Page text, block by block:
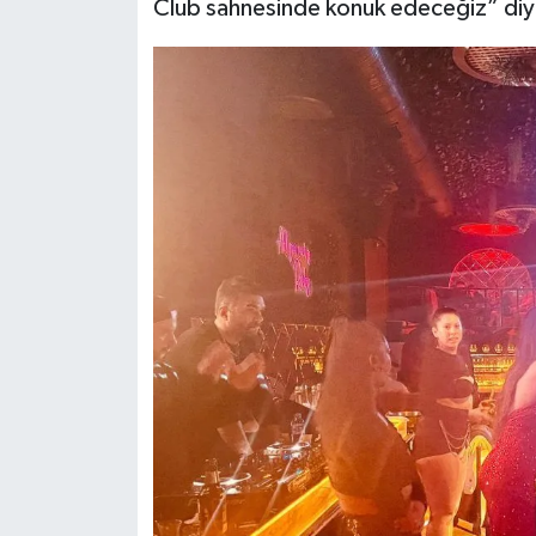
Club sahnesinde konuk edeceğiz”